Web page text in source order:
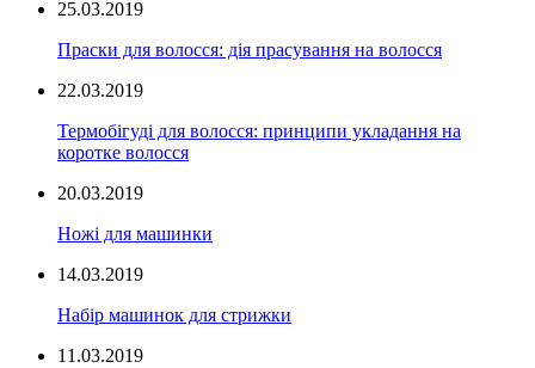
25.03.2019
Праски для волосся: дія прасування на волосся
22.03.2019
Термобігуді для волосся: принципи укладання на
коротке волосся
20.03.2019
Ножі для машинки
14.03.2019
Набір машинок для стрижки
11.03.2019